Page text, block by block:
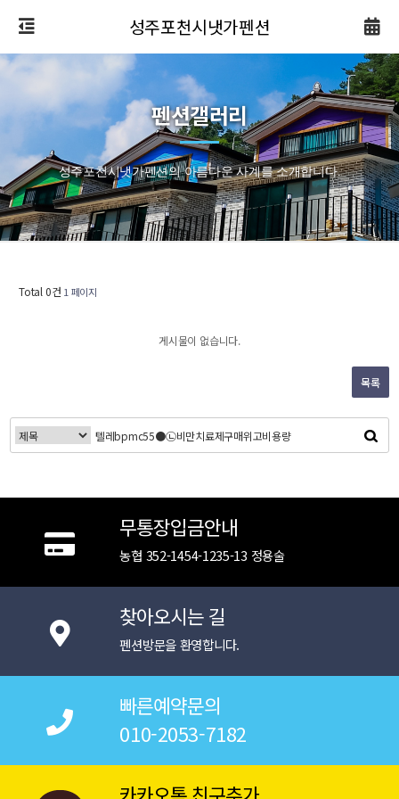
성주포천시냇가펜션
펜션갤러리
성주포천시냇가펜션의 아름다운 사계를 소개합니다.
Total 0건 1 페이지
게시물이 없습니다.
목록
무통장입금안내
농협 352-1454-1235-13 정용술
찾아오시는 길
펜션방문을 환영합니다.
빠른예약문의
010-2053-7182